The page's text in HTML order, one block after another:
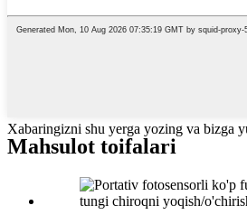
Xabaringizni shu yerga yozing va bizga
Mahsulot toifalari